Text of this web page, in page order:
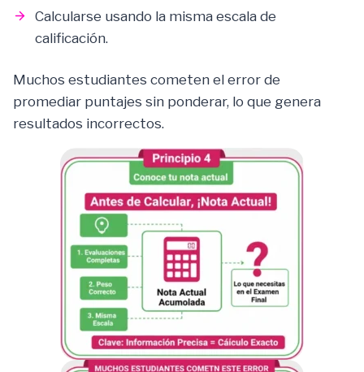
Calcularse usando la misma escala de
calificación.
Muchos estudiantes cometen el error de
promediar puntajes sin ponderar, lo que genera
resultados incorrectos.